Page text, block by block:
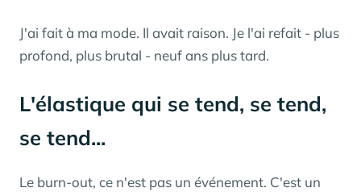
J'ai fait à ma mode. Il avait raison. Je l'ai refait - plus
profond, plus brutal - neuf ans plus tard.
L'élastique qui se tend, se tend,
se tend...
Le burn-out, ce n'est pas un événement. C'est un